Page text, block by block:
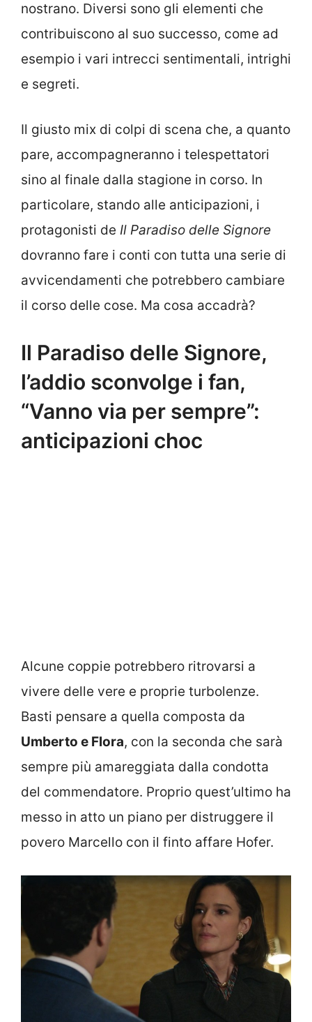
nostrano. Diversi sono gli elementi che
contribuiscono al suo successo, come ad
esempio i vari intrecci sentimentali, intrighi
e segreti.
Il giusto mix di colpi di scena che, a quanto
pare, accompagneranno i telespettatori
sino al finale dalla stagione in corso. In
particolare, stando alle anticipazioni, i
protagonisti de Il Paradiso delle Signore
dovranno fare i conti con tutta una serie di
avvicendamenti che potrebbero cambiare
il corso delle cose. Ma cosa accadrà?
Il Paradiso delle Signore,
l’addio sconvolge i fan,
“Vanno via per sempre”:
anticipazioni choc
Alcune coppie potrebbero ritrovarsi a
vivere delle vere e proprie turbolenze.
Basti pensare a quella composta da
Umberto e Flora, con la seconda che sarà
sempre più amareggiata dalla condotta
del commendatore. Proprio quest’ultimo ha
messo in atto un piano per distruggere il
povero Marcello con il finto affare Hofer.